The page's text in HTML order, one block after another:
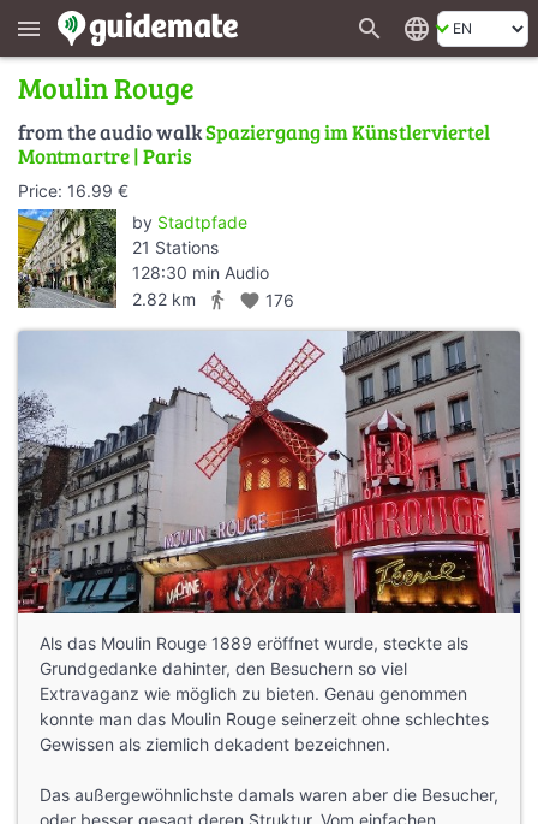
menu search language
Moulin Rouge
from the audio walkSpaziergang im Künstlerviertel
Montmartre | Paris
Price: 16.99 €
by Stadtpfade
21 Stations
128:30 min Audio
2.82 km
directions_walk favorite 176
Als das Moulin Rouge 1889 eröffnet wurde, steckte als
Grundgedanke dahinter, den Besuchern so viel
Extravaganz wie möglich zu bieten. Genau genommen
konnte man das Moulin Rouge seinerzeit ohne schlechtes
Gewissen als ziemlich dekadent bezeichnen.
Das außergewöhnlichste damals waren aber die Besucher,
oder besser gesagt deren Struktur. Vom einfachen